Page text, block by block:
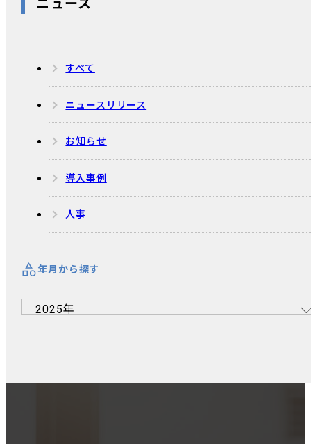
ニュース
すべて
ニュースリリース
お知らせ
導入事例
人事
年月から探す